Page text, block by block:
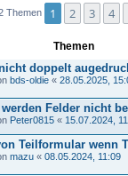
Themen 1 2 3 4
Themen
doppelt
bds-oldie « 28.05.2025,
Felder nicht
Peter0815 « 15.07.2024,
Teilformular wenn
mazu « 08.05.2024, 11:09